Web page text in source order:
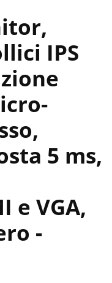
IPS
5 ms,
e VGA,
-